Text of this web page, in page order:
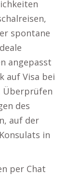
spontane
angepasst
auf Visa bei
Überprüfen
des
auf der
in
per Chat